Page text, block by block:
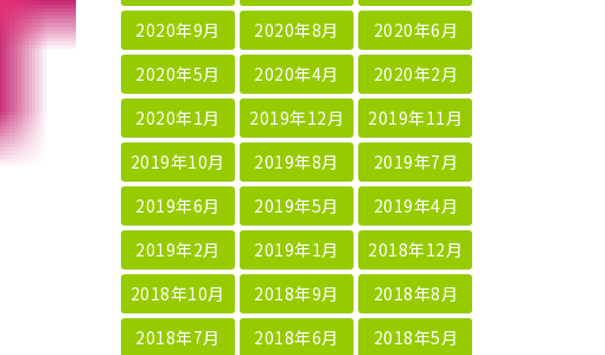
2020年9月
2020年8月
2020年6月
2020年5月
2020年4月
2020年2月
2020年1月
2019年12月
2019年11月
2019年10月
2019年8月
2019年7月
2019年6月
2019年5月
2019年4月
2019年2月
2019年1月
2018年12月
2018年10月
2018年9月
2018年8月
2018年7月
2018年6月
2018年5月